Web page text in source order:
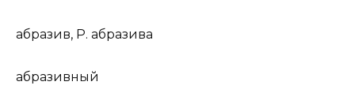
абразив, Р. абразива
абразивный